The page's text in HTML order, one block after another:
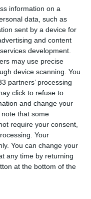
information on a
data, such as
sent by a device for
and content
development.
may use precise
device scanning. You
partners’ processing
click to refuse to
and change your
note that some
require your consent,
Your
You can change your
any time by returning
at the bottom of the
pământ,
drenaje
beton C30/37,
Dorosol C30
de uzură BA 16
borduri prefabricate,
acostamente
și control al
de mediu și sociale
a
carte tehnică a